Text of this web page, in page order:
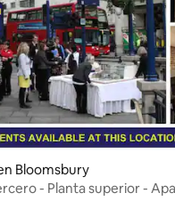
Bloomsbury
- Planta superior -